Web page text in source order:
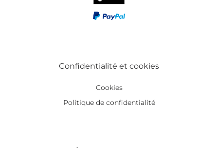
Confidentialité et cookies
Cookies
Politique de confidentialité